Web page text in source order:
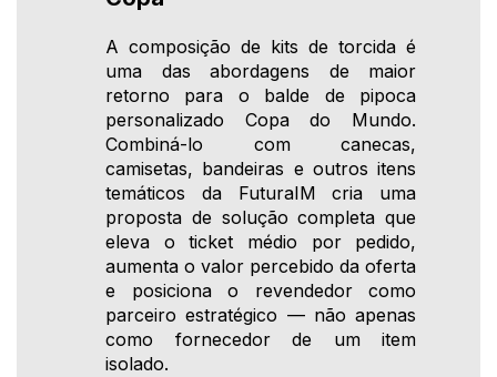
A composição de kits de torcida é
uma das abordagens de maior
retorno para o balde de pipoca
personalizado Copa do Mundo.
Combiná-lo com canecas,
camisetas, bandeiras e outros itens
temáticos da FuturaIM cria uma
proposta de solução completa que
eleva o ticket médio por pedido,
aumenta o valor percebido da oferta
e posiciona o revendedor como
parceiro estratégico — não apenas
como fornecedor de um item
isolado.